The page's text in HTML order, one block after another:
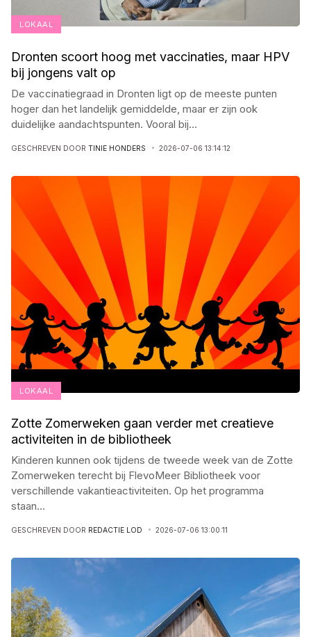
LOKAAL
Dronten scoort hoog met vaccinaties, maar HPV
bij jongens valt op
De vaccinatiegraad in Dronten ligt op de meeste punten
hoger dan het landelijk gemiddelde, maar er zijn ook
duidelijke aandachtspunten. Vooral bij...
GESCHREVEN DOOR TINIE HONDERS 2026-07-06 13:14:12
LOKAAL
Zotte Zomerweken gaan verder met creatieve
activiteiten in de bibliotheek
Kinderen kunnen ook tijdens de tweede week van de Zotte
Zomerweken terecht bij FlevoMeer Bibliotheek voor
verschillende vakantieactiviteiten. Op het programma
staan...
GESCHREVEN DOOR REDACTIE LOD 2026-07-06 13:00:11